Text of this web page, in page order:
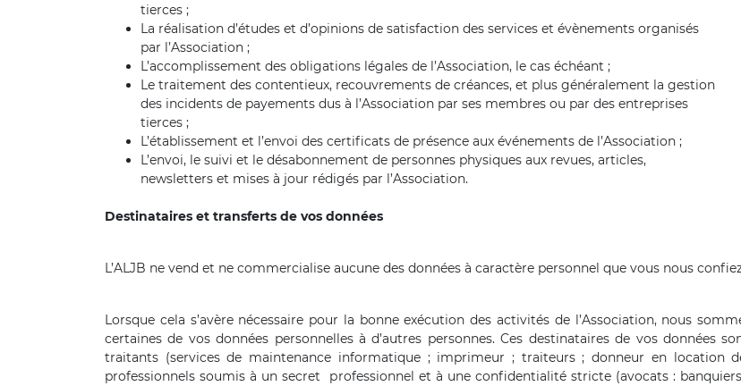
tierces ;
La réalisation d’études et d’opinions de satisfaction des services et évènements organisés
par l’Association ;
L’accomplissement des obligations légales de l’Association, le cas échéant ;
Le traitement des contentieux, recouvrements de créances, et plus généralement la gestion
des incidents de payements dus à l’Association par ses membres ou par des entreprises
tierces ;
L’établissement et l’envoi des certificats de présence aux événements de l’Association ;
L’envoi, le suivi et le désabonnement de personnes physiques aux revues, articles,
newsletters et mises à jour rédigés par l’Association.
Destinataires et transferts de vos données
L’ALJB ne vend et ne commercialise aucune des données à caractère personnel que vous nous
Lorsque cela s’avère nécessaire pour la bonne exécution des activités de l’Association, nous
certaines de vos données personnelles à d’autres personnes. Ces destinataires de vos données
traitants (services de maintenance informatique ; imprimeur ; traiteurs ; donneur en location
professionnels soumis à un secret professionnel et à une confidentialité stricte (avocats :